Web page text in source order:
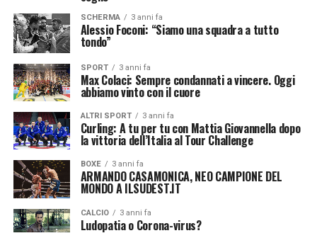
SCHERMA 3 anni fa
Alessio Foconi: “Siamo una squadra a tutto
tondo”
SPORT 3 anni fa
Max Colaci: Sempre condannati a vincere. Oggi
abbiamo vinto con il cuore
ALTRI SPORT 3 anni fa
Curling: A tu per tu con Mattia Giovannella dopo
la vittoria dell’Italia al Tour Challenge
BOXE 3 anni fa
ARMANDO CASAMONICA, NEO CAMPIONE DEL
MONDO A ILSUDEST.IT
CALCIO 3 anni fa
Ludopatia o Corona-virus?